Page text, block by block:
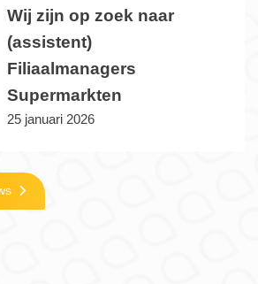
Wij zijn op zoek naar
(assistent)
Filiaalmanagers
Supermarkten
25 januari 2026